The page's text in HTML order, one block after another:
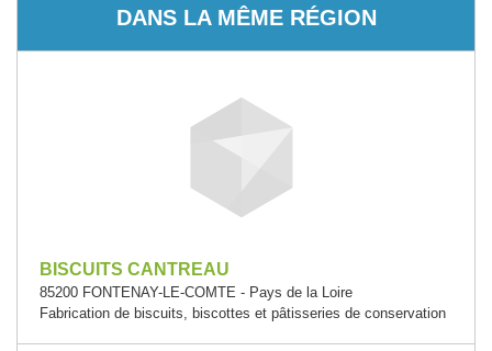
DANS LA MÊME RÉGION
BISCUITS CANTREAU
85200 FONTENAY-LE-COMTE - Pays de la Loire
Fabrication de biscuits, biscottes et pâtisseries de conservation